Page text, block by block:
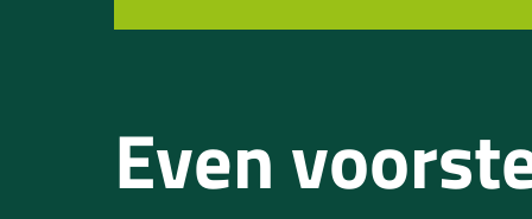
Even